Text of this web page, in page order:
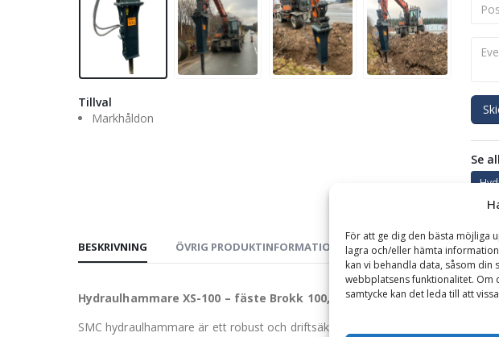
För att ge dig den bästa möjliga
lagra och/eller hämta
kan vi behandla data, såsom
webbplatsens funktionalitet. Om
samtycke kan det leda till att
Tillval
Markhåldon
Se
BESKRIVNING ÖVRIG PRODUKTINFORMATION GARANTI TILLBEHÖR
Hydraulhammare XS-100 – fäste Brokk 100, för maskinvikt 1.5-3.5 ton
SMC hydraulhammare är ett robust och driftsäkert verktyg, baserad på olja/